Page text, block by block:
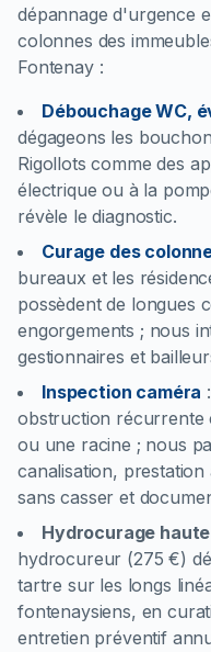
dépannage d'urgence
colonnes des
Fontenay :
Débouchage WC,
dégageons les
Rigollots comme des
électrique ou à la
révèle le diagnostic.
Curage des
bureaux et les
possèdent de longues
engorgements ; nous
gestionnaires et
Inspection caméra :
obstruction récurrente
ou une racine ; nous
canalisation,
sans casser et
Hydrocurage
hydrocureur (275 €)
tartre sur les longs
fontenaysiens, en
entretien préventif